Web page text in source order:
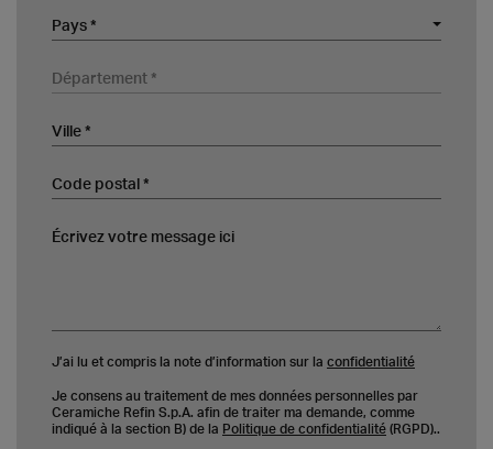
Société
Pays
Pays *
Département
Ville
Code postal
Écrivez votre message ici
J’ai lu et compris la note d’information sur la confidentialité
Je consens au traitement de mes données personnelles par
Ceramiche Refin S.p.A. afin de traiter ma demande, comme
indiqué à la section B) de la Politique de confidentialité (RGPD)..